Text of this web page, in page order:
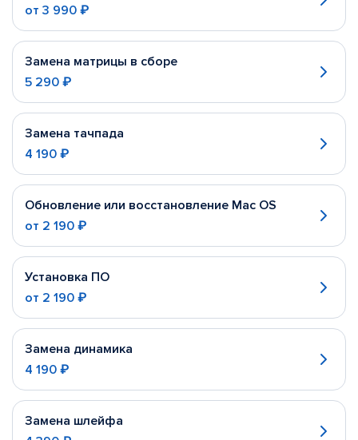
от 3 990 ₽
Замена матрицы в сборе
5 290 ₽
Замена тачпада
4 190 ₽
Обновление или восстановление Mac OS
от 2 190 ₽
Установка ПО
от 2 190 ₽
Замена динамика
4 190 ₽
Замена шлейфа